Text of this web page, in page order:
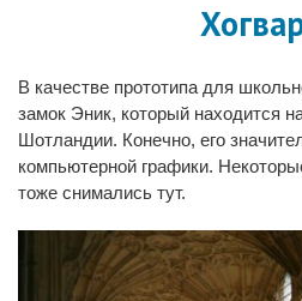
В качестве прототипа для
замок Эник, который находится
Шотландии. Конечно, его
компьютерной графики.
тоже снимались тут.